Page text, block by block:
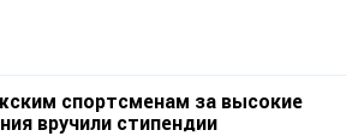
спортсменам за высокие
вручили стипендии